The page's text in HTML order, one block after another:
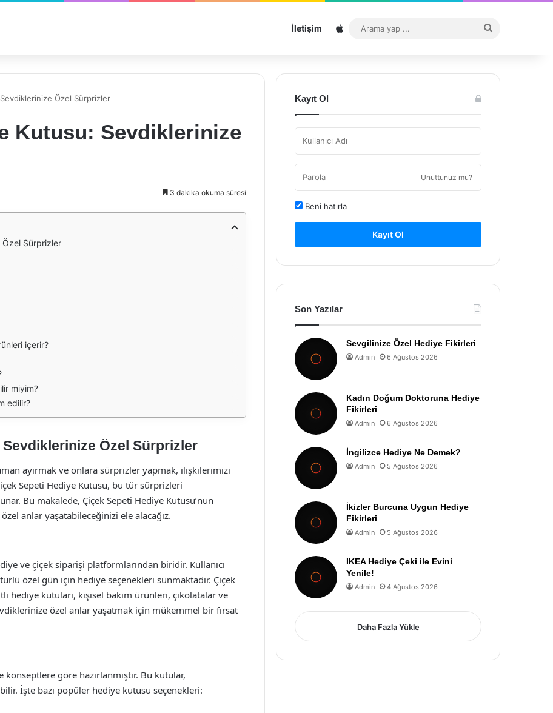
İletişim Sitemap
...
Özel Sürprizler
Kutusu: Sevdiklerinize
3 dakika okuma süresi
Sürprizler
içerir?
miyim?
edilir?
Özel Sürprizler
ayırmak ve onlara sürprizler yapmak, ilişkilerimizi
Sepeti Hediye Kutusu, bu tür sürprizleri
Bu makalede, Çiçek Sepeti Hediye Kutusu’nun
anlar yaşatabileceğinizi ele alacağız.
ve çiçek siparişi platformlarından biridir. Kullanıcı
özel gün için hediye seçenekleri sunmaktadır. Çiçek
hediye kutuları, kişisel bakım ürünleri, çikolatalar ve
özel anlar yaşatmak için mükemmel bir fırsat
göre hazırlanmıştır. Bu kutular,
İşte bazı popüler hediye kutusu seçenekleri:
Kayıt Ol
Unuttunuz mu?
Beni hatırla
Kayıt Ol
Son Yazılar
Sevgilinize Özel Hediye Fikirleri
Admin 6 Ağustos 2026
Kadın Doğum Doktoruna Hediye
Fikirleri
Admin 6 Ağustos 2026
İngilizce Hediye Ne Demek?
Admin 5 Ağustos 2026
İkizler Burcuna Uygun Hediye
Fikirleri
Admin 5 Ağustos 2026
IKEA Hediye Çeki ile Evini
Yenile!
Admin 4 Ağustos 2026
Daha Fazla Yükle